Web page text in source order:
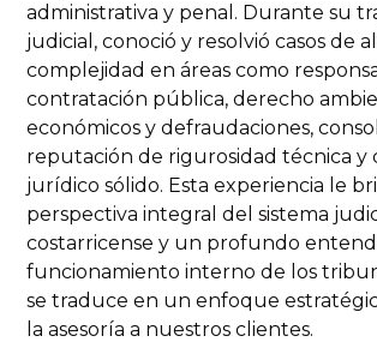
administrativa y penal. Durante su
judicial, conoció y resolvió casos de
complejidad en áreas como
contratación pública, derecho
económicos y defraudaciones,
reputación de rigurosidad técnica y
jurídico sólido. Esta experiencia le
perspectiva integral del sistema
costarricense y un profundo
funcionamiento interno de los
se traduce en un enfoque
la asesoría a nuestros clientes.